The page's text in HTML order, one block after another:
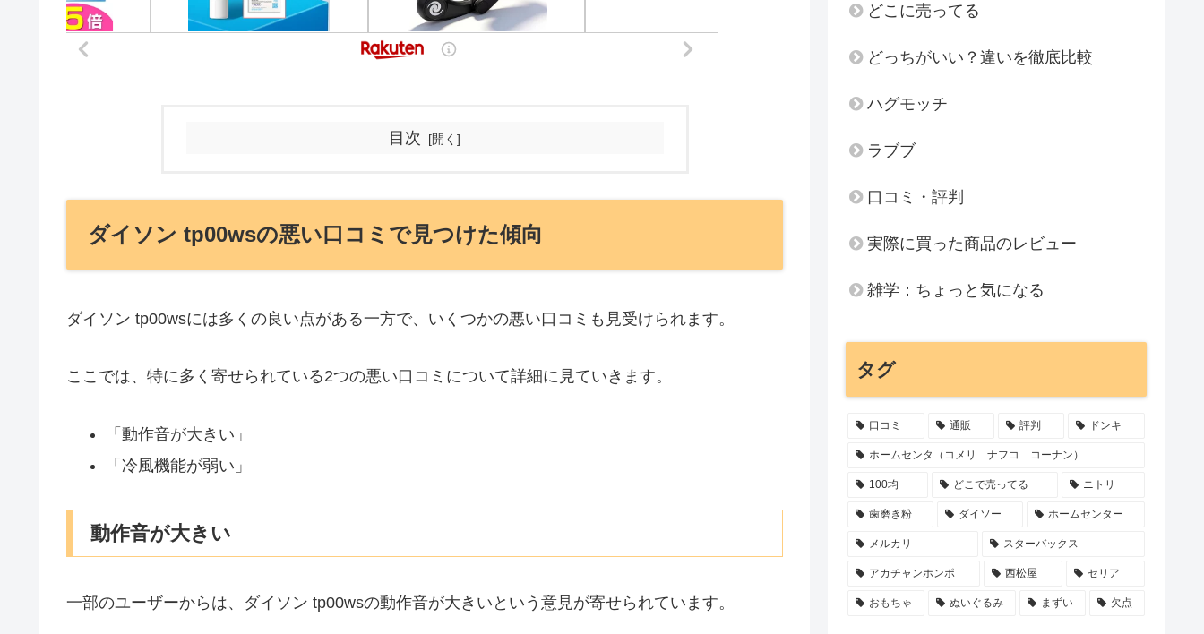
目次
ダイソン tp00wsの悪い口コミで見つけた傾向
ダイソン tp00wsには多くの良い点がある一方で、いくつかの悪い口コミも見受けられます。
ここでは、特に多く寄せられている2つの悪い口コミについて詳細に見ていきます。
「動作音が大きい」
「冷風機能が弱い」
動作音が大きい
一部のユーザーからは、ダイソン tp00wsの動作音が大きいという意見が寄せられています。
どこに売ってる
どっちがいい？違いを徹底比較
ハグモッチ
ラブブ
口コミ・評判
実際に買った商品のレビュー
雑学：ちょっと気になる
タグ
口コミ 通販 評判 ドンキ
ホームセンタ（コメリ ナフコ コーナン）
100均 どこで売ってる ニトリ
歯磨き粉 ダイソー ホームセンター
メルカリ スターバックス
アカチャンホンポ 西松屋 セリア
おもちゃ ぬいぐるみ まずい 欠点